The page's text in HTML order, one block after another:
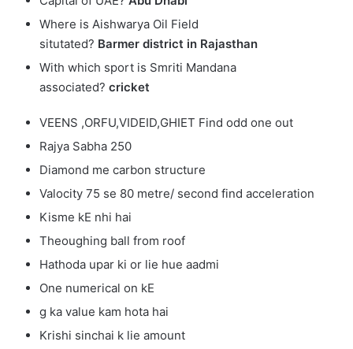
Where is Aishwarya Oil Field
situtated? Barmer district in Rajasthan
With which sport is Smriti Mandana
associated? cricket
VEENS ,ORFU,VIDEID,GHIET Find odd one out
Rajya Sabha 250
Diamond me carbon structure
Valocity 75 se 80 metre/ second find acceleration
Kisme kE nhi hai
Theoughing ball from roof
Hathoda upar ki or lie hue aadmi
One numerical on kE
g ka value kam hota hai
Krishi sinchai k lie amount